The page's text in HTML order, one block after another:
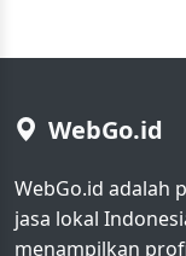
WebGo.id
WebGo.id adalah
jasa lokal
menampilkan